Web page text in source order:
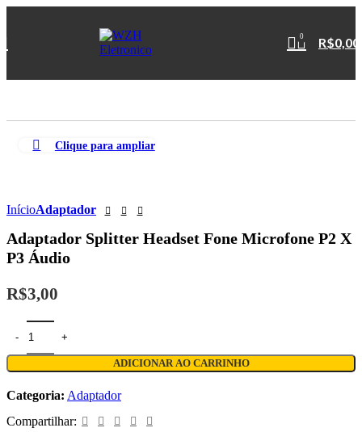
0 R$0,00
Clique para ampliar
InícioAdaptador
Adaptador Splitter Headset Fone Microfone P2 X
P3 Áudio
R$3,00
Adaptador Splitter Headset Fone Microfone P2 X P3 Áudio quantidade
ADICIONAR AO CARRINHO
Categoria: Adaptador
Compartilhar: